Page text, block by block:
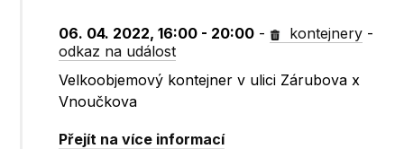
06. 04. 2022, 16:00 - 20:00 - kontejnery -
odkaz na událost
Velkoobjemový kontejner v ulici Zárubova x
Vnoučkova
Přejít na více informací